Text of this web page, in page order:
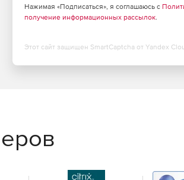
Нажимая «Подписаться», я соглашаюсь с
получение информационных рассылок.
Этот сайт защищен SmartCaptcha от Yandex